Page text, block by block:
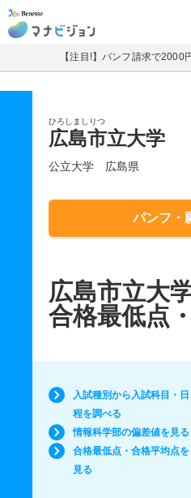
マナビジョン
【注目!】パンフ請求で2000
ひろしましりつ
広島市立大学
公立大学 広島県
パンフ・
広島市立大
合格最低点
入試種別から入試科目・日
程を調べる
情報科学部の偏差値を見る
合格最低点・合格平均点を
見る